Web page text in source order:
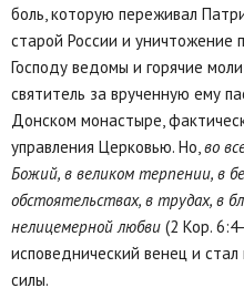
боль, которую переживал
старой России и уничтожение
Господу ведомы и горячие
святитель за врученную ему
Донском монастыре,
управления Церковью. Но,во
Божий, в великом терпении, в
обстоятельствах, в трудах, в
нелицемерной любви (2 Кор.
исповеднический венец и
силы.